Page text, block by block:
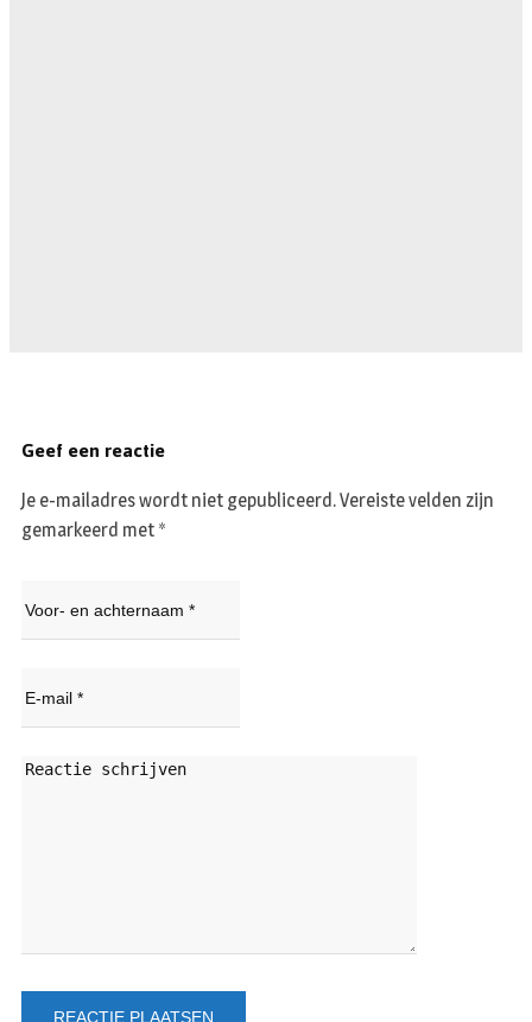
Geef een reactie
Je e-mailadres wordt niet gepubliceerd.Vereiste velden zijn
gemarkeerd met *